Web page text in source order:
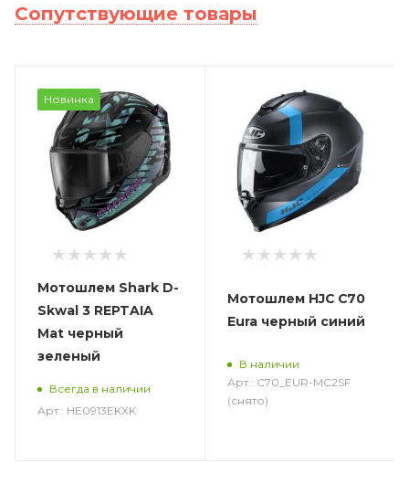
Сопутствующие товары
Новинка
Мотошлем Shark D-
Skwal 3 REPTAIA
Mat черный
зеленый
Всегда в наличии
Арт.: HE0913EKXK
Мотошлем HJC C70
Eura черный синий
В наличии
Арт.: C70_EUR-MC2SF
(снято)